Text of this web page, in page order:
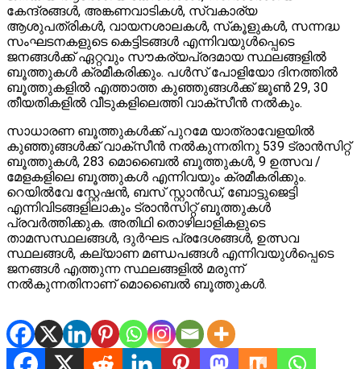
കേന്ദ്രങ്ങള്‍, അങ്കണവാടികള്‍, സ്വകാര്യ
ആശുപത്രികള്‍, വായനശാലകള്‍, സ്‌കൂളുകള്‍, സന്നദ്ധ
സംഘടനകളുടെ കെട്ടിടങ്ങള്‍ എന്നിവയുള്‍പ്പെടെ
ജനങ്ങള്‍ക്ക് ഏറ്റവും സൗകര്യപ്രദമായ സ്ഥലങ്ങളില്‍
ബൂത്തുകള്‍ ക്രമീകരിക്കും. പള്‍സ് പോളിയോ ദിനത്തില്‍
ബൂത്തുകളില്‍ എത്താത്ത കുഞ്ഞുങ്ങള്‍ക്ക് ജൂണ്‍ 29, 30
തീയതികളില്‍ വീടുകളിലെത്തി വാക്സീന്‍ നല്‍കും.
സാധാരണ ബൂത്തുകള്‍ക്ക് പുറമേ യാത്രാവേളയില്‍
കുഞ്ഞുങ്ങള്‍ക്ക് വാക്സീന്‍ നല്‍കുന്നതിനു 539 ട്രാന്‍സിറ്റ്
ബൂത്തുകള്‍, 283 മൊബൈല്‍ ബൂത്തുകള്‍, 9 ഉത്സവ /
മേളകളിലെ ബൂത്തുകള്‍ എന്നിവയും ക്രമീകരിക്കും.
റെയില്‍വേ സ്റ്റേഷന്‍, ബസ് സ്റ്റാന്‍ഡ്, ബോട്ടുജെട്ടി
എന്നിവിടങ്ങളിലാകും ട്രാന്‍സിറ്റ് ബൂത്തുകള്‍
പ്രവര്‍ത്തിക്കുക. അതിഥി തൊഴിലാളികളുടെ
താമസസ്ഥലങ്ങള്‍, ദുര്‍ഘട പ്രദേശങ്ങള്‍, ഉത്സവ
സ്ഥലങ്ങള്‍, കല്യാണ മണ്ഡപങ്ങള്‍ എന്നിവയുള്‍പ്പെടെ
ജനങ്ങള്‍ എത്തുന്ന സ്ഥലങ്ങളില്‍ മരുന്ന്
നല്‍കുന്നതിനാണ് മൊബൈല്‍ ബൂത്തുകള്‍.